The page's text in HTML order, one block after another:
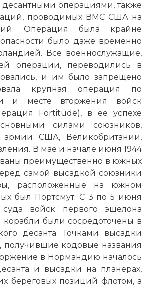
операциями, также
проводимых ВМС США на
Операция была крайне
было даже временно
Все военнослужащие,
операции, переводились в
и им было запрещено
крупная операция по
и месте вторжения войск
Fortitude), в её успехе
силами союзников,
США, Великобритании,
В мае и начале июня 1944
преимущественно в южных
самой высадкой союзники
расположенные на южном
был Портсмут. С 3 по 5 июня
суда войск первого эшелона
были сосредоточены в
десанта. Точками высадки
кодовые названия
в Нормандию началось
и высадки на планерах,
береговых позиций флотом, а